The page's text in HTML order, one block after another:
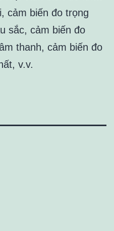
cảm biến đo trọng
sắc, cảm biến đo
thanh, cảm biến đo
v.v.